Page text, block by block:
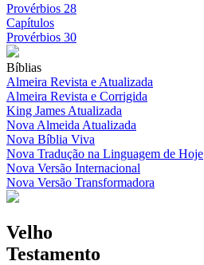
Provérbios 28
Capítulos
Provérbios 30
Bíblias
Almeira Revista e Atualizada
Almeira Revista e Corrigida
King James Atualizada
Nova Almeida Atualizada
Nova Bíblia Viva
Nova Tradução na Linguagem de Hoje
Nova Versão Internacional
Nova Versão Transformadora
Velho
Testamento